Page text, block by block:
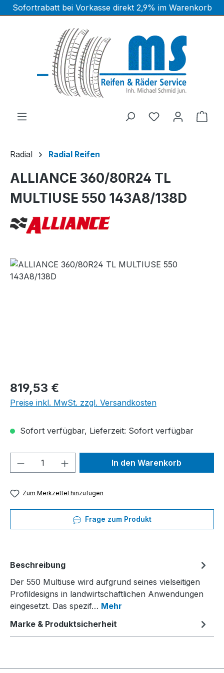
Zum Hauptinhalt springen
Sofortrabatt bei Vorkasse direkt 2,9% im Warenkorb
Radial Radial Reifen
ALLIANCE 360/80R24 TL
MULTIUSE 550 143A8/138D
Bildergalerie überspringen
Regulärer Preis:
819,53 €
Preise inkl. MwSt. zzgl. Versandkosten
Sofort verfügbar, Lieferzeit: Sofort verfügbar
Produkt Anzahl: Gib denIn den Warenkorb
Zum Merkzettel hinzufügen
Frage zum Produkt
Beschreibung
Der 550 Multiuse wird aufgrund seines vielseitigen
Profildesigns in landwirtschaftlichen Anwendungen
eingesetzt. Das spezif… Mehr
Marke & Produktsicherheit